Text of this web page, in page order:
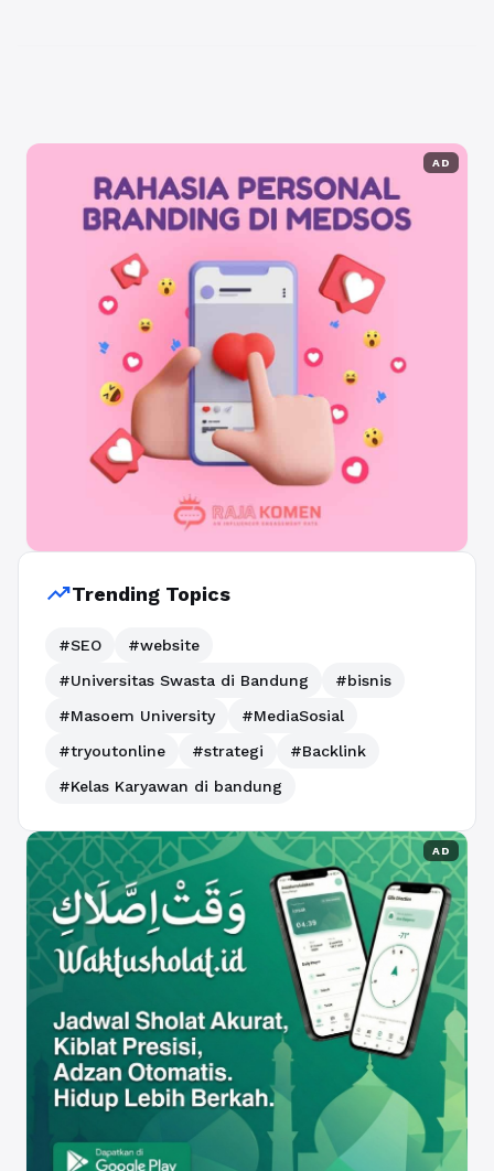
AD
trending_upTrending Topics
#SEO
#website
#Universitas Swasta di Bandung
#bisnis
#Masoem University
#MediaSosial
#tryoutonline
#strategi
#Backlink
#Kelas Karyawan di bandung
AD